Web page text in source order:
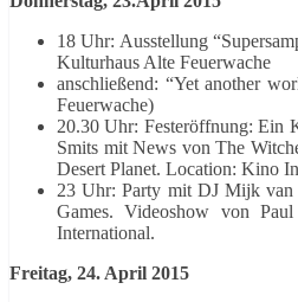
18 Uhr: Ausstellung
Kulturhaus Alte Feuerwache
anschließend: “Yet another
Feuerwache)
20.30 Uhr: Festeröffnung: Ein
Smits mit News von The
Desert Planet. Location: Kino
23 Uhr: Party mit DJ Mijk
Games. Videoshow von
International.
Freitag, 24. April 2015